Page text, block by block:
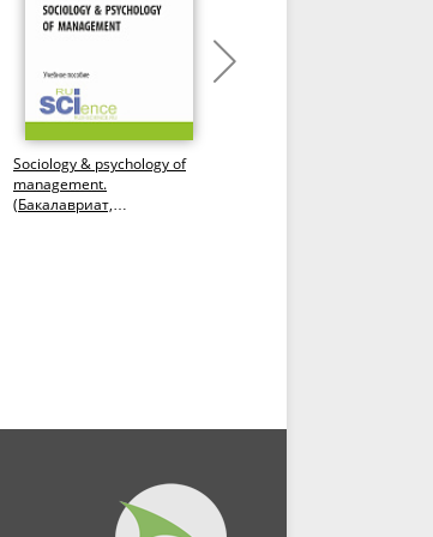
Sociology & psychology of
management.
(Бакалавриат,